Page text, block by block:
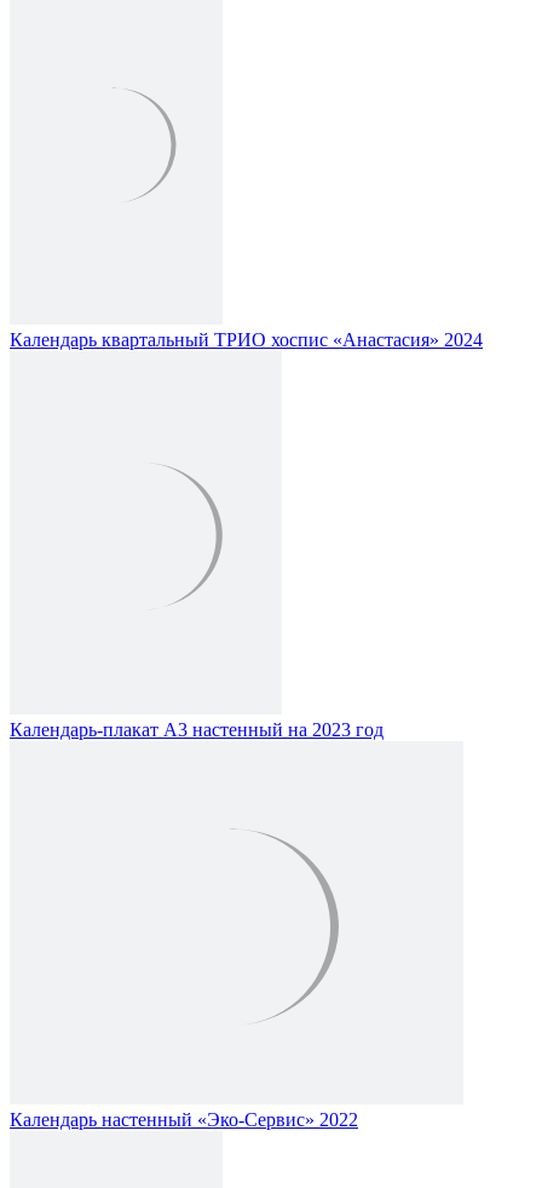
Календарь квартальный ТРИО хоспис «Анастасия» 2024
Календарь-плакат А3 настенный на 2023 год
Календарь настенный «Эко-Сервис» 2022